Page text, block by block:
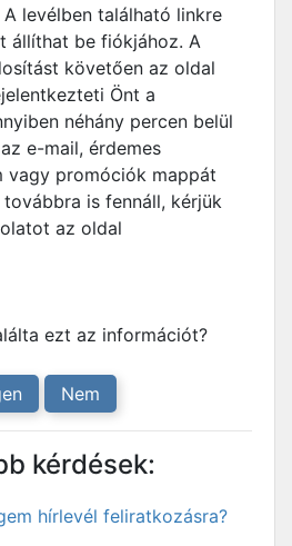
levélben található linkre
állíthat be fiókjához. A
követően az oldal
Önt a
néhány percen belül
e-mail, érdemes
vagy promóciók mappát
is fennáll, kérjük
az oldal
ezt az információt?
Nem
kérdések:
hírlevél feliratkozásra?